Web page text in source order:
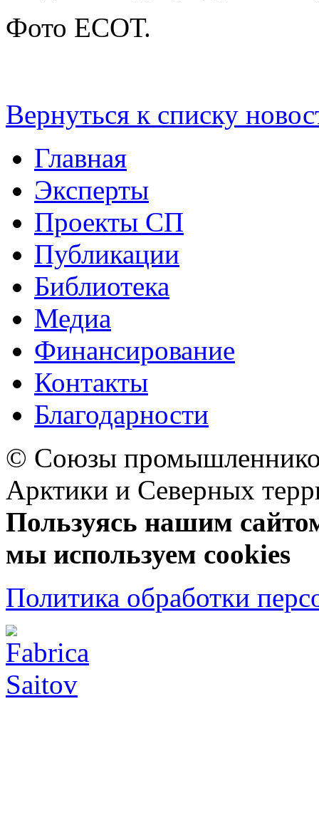
Фото ЕСОТ.
Вернуться к списку
Главная
Эксперты
Проекты СП
Публикации
Библиотека
Медиа
Финансирование
Контакты
Благодарности
© Союзы
Арктики и Северных
Пользуясь нашим
мы используем cookies
Политика обработки